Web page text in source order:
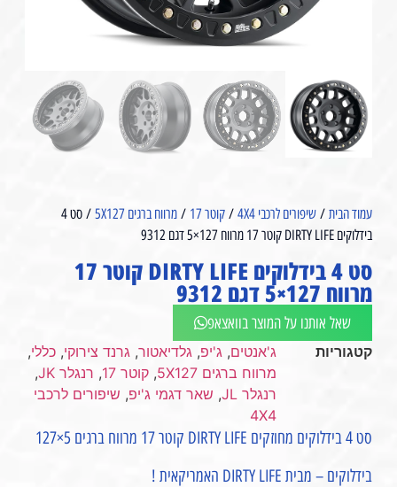
עמוד הבית/ שיפורים לרכבי 4X4 / קוטר 17 / מרווח ברגים 5X127
/ סט 4
בידלוקים DIRTY LIFE קוטר 17 מרווח 127×5 דגם 9312
סט 4 בידלוקים DIRTY LIFE קוטר 17
מרווח 127×5 דגם 9312
שאל אותנו על המוצר בוואצאפ
קטגוריות ג'אנטים, ג'יפ, גלדיאטור, גרנד צירוקי, כללי,
מרווח ברגים 5X127
, קוטר 17 , רנגלר JK
,
רנגלר JL
, שאר דגמי ג'יפ, שיפורים לרכבי
4X4
סט 4 בידלוקים מחוזקים DIRTY LIFE קוטר 17 מרווח ברגים 5×127
בידלוקים – מבית DIRTY LIFE האמריקאית !